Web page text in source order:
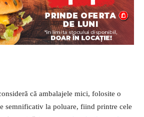
că ambalajele mici, folosite o
semnificativ la poluare, fiind printre cele